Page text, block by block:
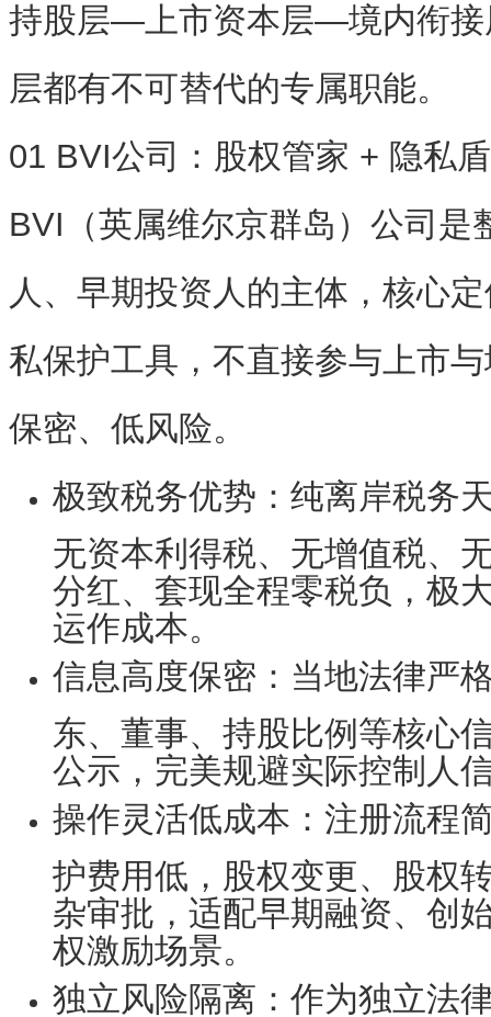
持股层—上市资本层—境内衔接
层都有不可替代的专属职能。
01 BVI公司：股权管家 + 隐私
BVI（英属维尔京群岛）公司是
人、早期投资人的主体，核心
私保护工具 ，不直接参与上市
保密、低风险。
极致税务优势 ：纯离岸税务
无资本利得税、无增值税、
分红、套现全程零税负，极
运作成本。
信息高度保密 ：当地法律严
东、董事、持股比例等核心
公示，完美规避实际控制人
操作灵活低成本 ：注册流程
护费用低，股权变更、股权
杂审批，适配早期融资、创
权激励场景。
独立风险隔离 ：作为独立法